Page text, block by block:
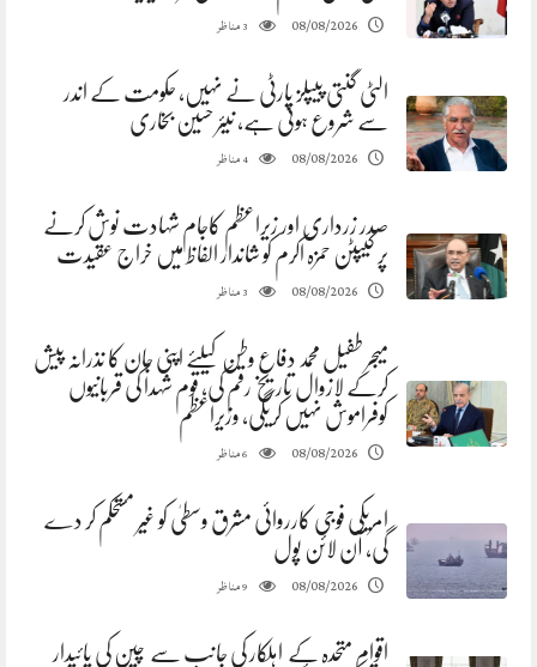
08/08/2026
3مناظر
الٹی گنتی پیپلز پارٹی نے نہیں، حکومت کے اندر
سے شروع ہوئی ہے، نیئر حسین بخاری
08/08/2026
4مناظر
صدر زرداری اور زیراعظم کاجام شہادت نوش کرنے
پر کیپٹن حمزہ اکرم کو شاندار الفاظ میں خراج عقیدت
08/08/2026
3مناظر
میجر طفیل محمد دفاع وطن کیلئے اپنی جان کا نذرانہ پیش
کرکے لازوال تاریخ رقم کی، قوم شہدا کی قربانیوں
کوفراموش نہیں کریگی، وزیراعظم
08/08/2026
6مناظر
امریکی فوجی کارروائی مشرق وسطیٰ کو غیر مستحکم کر دے
گی، آن لائن پول
08/08/2026
9مناظر
اقوام متحدہ کے اہلکار کی جانب سے چین کی پائیدار